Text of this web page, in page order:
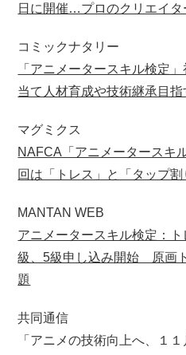
日に開催…プロのクリエイ
コミックナタリー
「アニメータースキル検定
当て人材育成や技術継承目指
マグミクス
NAFCA「アニメータース
回は「トレス」と「タップ割
MANTAN WEB
アニメータースキル検定：
級、5級申し込み開始 原画
題
共同通信
「アニメの技術向上へ、１